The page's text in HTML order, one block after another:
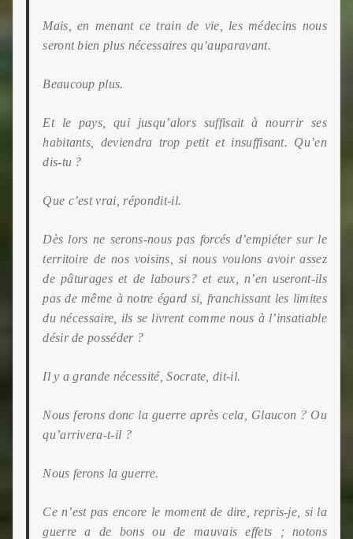
Mais, en menant ce train de vie, les médecins nous
seront bien plus nécessaires qu’auparavant.
Beaucoup plus.
Et le pays, qui jusqu’alors suffisait à nourrir ses
habitants, deviendra trop petit et insuffisant. Qu’en
dis-tu ?
Que c’est vrai, répondit-il.
Dès lors ne serons-nous pas forcés d’empiéter sur le
territoire de nos voisins, si nous voulons avoir assez
de pâturages et de labours? et eux, n’en useront-ils
pas de même à notre égard si, franchissant les limites
du nécessaire, ils se livrent comme nous à l’insatiable
désir de posséder ?
Il y a grande nécessité, Socrate, dit-il.
Nous ferons donc la guerre après cela, Glaucon ? Ou
qu’arrivera-t-il ?
Nous ferons la guerre.
Ce n’est pas encore le moment de dire, repris-je, si la
guerre a de bons ou de mauvais effets ; notons